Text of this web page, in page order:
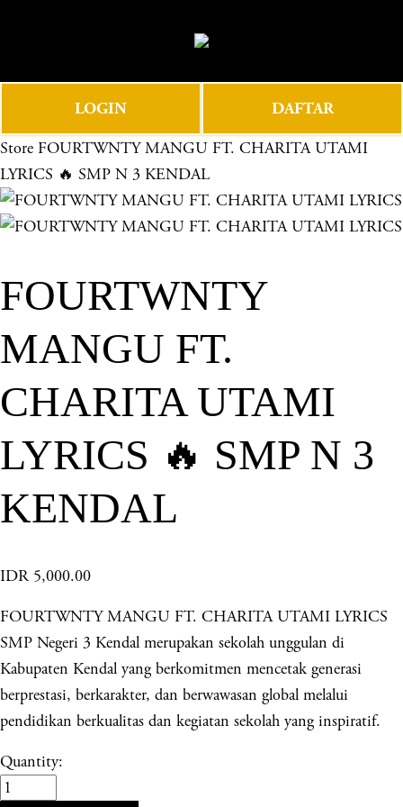
e
e
n
u
LOGIN DAFTAR
Store FOURTWNTY MANGU FT. CHARITA UTAMI
LYRICS 🔥 SMP N 3 KENDAL
FOURTWNTY
MANGU FT.
CHARITA UTAMI
LYRICS 🔥 SMP N 3
KENDAL
IDR 5,000.00
FOURTWNTY MANGU FT. CHARITA UTAMI LYRICS
SMP Negeri 3 Kendal merupakan sekolah unggulan di
Kabupaten Kendal yang berkomitmen mencetak generasi
berprestasi, berkarakter, dan berwawasan global melalui
pendidikan berkualitas dan kegiatan sekolah yang inspiratif.
Quantity: